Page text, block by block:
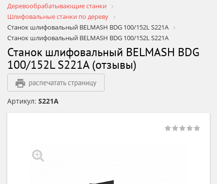
Деревообрабатывающие станки
Шлифовальные станки по дереву
Станок шлифовальный BELMASH BDG 100/152L S221A
Станок шлифовальный BELMASH BDG 100/152L S221A
Станок шлифовальный BELMASH BDG
100/152L S221A (отзывы)
распечатать страницу
Артикул: S221A